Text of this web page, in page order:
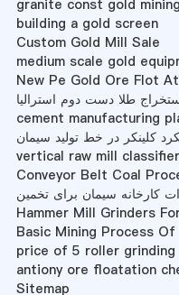
granite const gold mining
building a gold screen
Custom Gold Mill Sale
medium scale gold
New Pe Gold Ore Flot
طلا دست دوم استرالیا
cement manufacturing
کلینکر در خط تولید سیمان
vertical raw mill classifier
Conveyor Belt Coal
Hammer Mill Grinders
Basic Mining Process
price of 5 roller grinding
antiony ore floatation
Sitemap